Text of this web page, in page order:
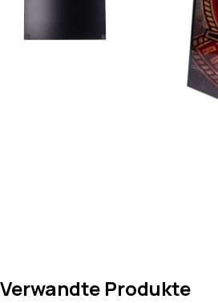
Verwandte Produkte